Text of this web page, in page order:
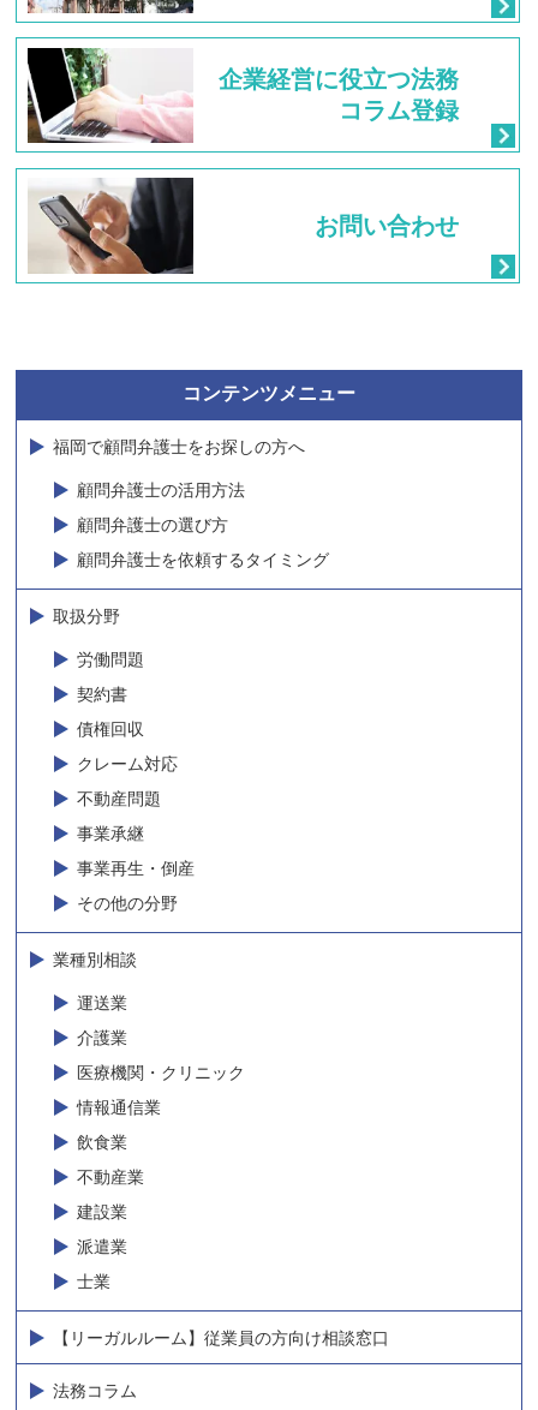
企業経営に役立つ法務
コラム登録
お問い合わせ
コンテンツメニュー
福岡で顧問弁護士をお探しの方へ
顧問弁護士の活用方法
顧問弁護士の選び方
顧問弁護士を依頼するタイミング
取扱分野
労働問題
契約書
債権回収
クレーム対応
不動産問題
事業承継
事業再生・倒産
その他の分野
業種別相談
運送業
介護業
医療機関・クリニック
情報通信業
飲食業
不動産業
建設業
派遣業
士業
【リーガルルーム】従業員の方向け相談窓口
法務コラム